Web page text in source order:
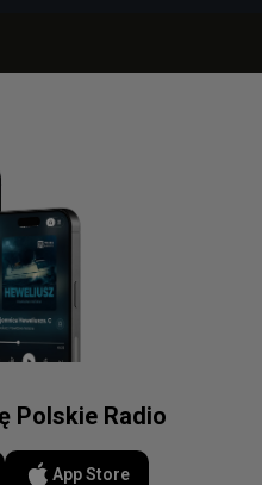
Polskie Radio
App Store